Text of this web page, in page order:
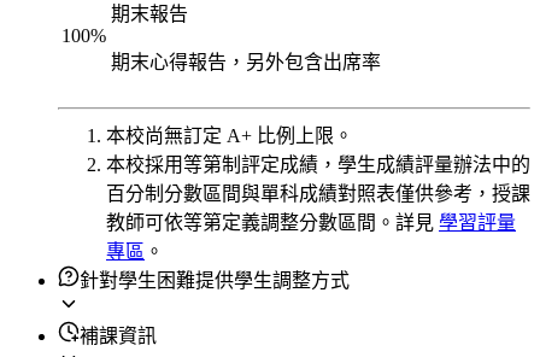
100%
期末報告
期末心得報告，另外包含出席率
本校尚無訂定 A+ 比例上限。
本校採用等第制評定成績，學生成績評量辦法中的
百分制分數區間與單科成績對照表僅供參考，授課
教師可依等第定義調整分數區間。詳見 學習評量
專區 。
針對學生困難提供學生調整方式
補課資訊